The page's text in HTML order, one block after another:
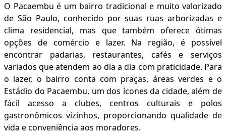
O Pacaembu é um bairro tradicional e muito valorizado
de São Paulo, conhecido por suas ruas arborizadas e
clima residencial, mas que também oferece ótimas
opções de comércio e lazer. Na região, é possível
encontrar padarias, restaurantes, cafés e serviços
variados que atendem ao dia a dia com praticidade. Para
o lazer, o bairro conta com praças, áreas verdes e o
Estádio do Pacaembu, um dos ícones da cidade, além de
fácil acesso a clubes, centros culturais e polos
gastronômicos vizinhos, proporcionando qualidade de
vida e conveniência aos moradores.